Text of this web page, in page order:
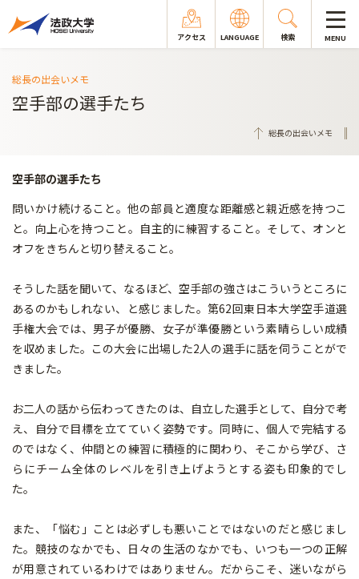
アクセス LANGUAGE 検索 MENU
総長の出会いメモ
空手部の選手たち
総長の出会いメモ
空手部の選手たち
問いかけ続けること。他の部員と適度な距離感と親近感を持つこ
と。向上心を持つこと。自主的に練習すること。そして、オンと
オフをきちんと切り替えること。
そうした話を聞いて、なるほど、空手部の強さはこういうところに
あるのかもしれない、と感じました。第62回東日本大学空手道選
手権大会では、男子が優勝、女子が準優勝という素晴らしい成績
を収めました。この大会に出場した2人の選手に話を伺うことがで
きました。
お二人の話から伝わってきたのは、自立した選手として、自分で考
え、自分で目標を立てていく姿勢です。同時に、個人で完結する
のではなく、仲間との練習に積極的に関わり、そこから学び、さ
らにチーム全体のレベルを引き上げようとする姿も印象的でし
た。
また、「悩む」ことは必ずしも悪いことではないのだと感じまし
た。競技のなかでも、日々の生活のなかでも、いつも一つの正解
が用意されているわけではありません。だからこそ、迷いながら